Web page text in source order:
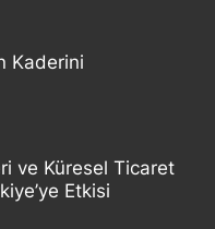
Kaderini
ve Küresel Ticaret
Etkisi